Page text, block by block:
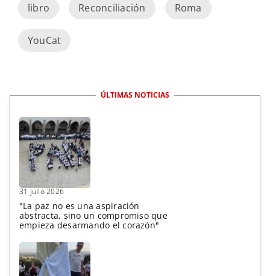
libro Reconciliación Roma
YouCat
ÚLTIMAS NOTICIAS
31 julio 2026
"La paz no es una aspiración
abstracta, sino un compromiso que
empieza desarmando el corazón"